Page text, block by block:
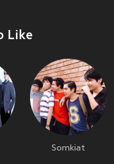
Like
Somkiat